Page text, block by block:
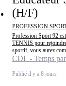
(H/F)
PROFESSION
Profession Sport 92
TENNIS pour
sportif, vous aurez
CDI - Temps
Publié il y a 8 jours